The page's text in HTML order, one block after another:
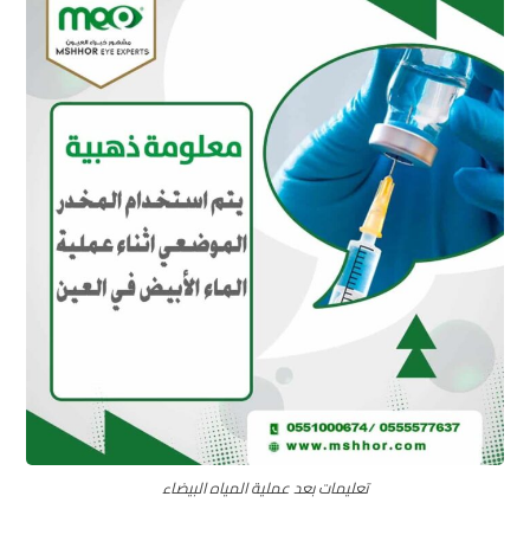
تعليمات بعد عملية المياه البيضاء